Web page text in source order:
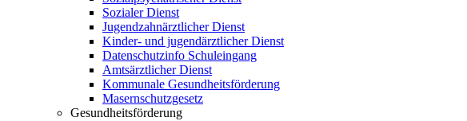
Sozialer Dienst
Jugendzahnärztlicher Dienst
Kinder- und jugendärztlicher Dienst
Datenschutzinfo Schuleingang
Amtsärztlicher Dienst
Kommunale Gesundheitsförderung
Masernschutzgesetz
Gesundheitsförderung